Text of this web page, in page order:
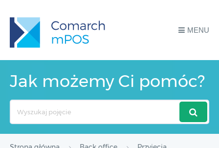
MENU
Jak możemy Ci pomóc?